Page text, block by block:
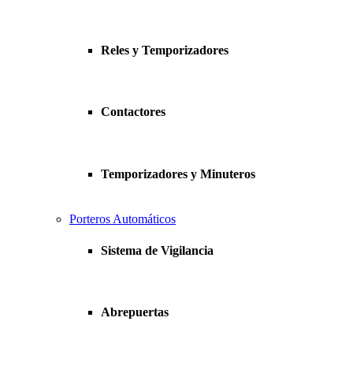
Reles y Temporizadores
Contactores
Temporizadores y Minuteros
Porteros Automáticos
Sistema de Vigilancia
Abrepuertas